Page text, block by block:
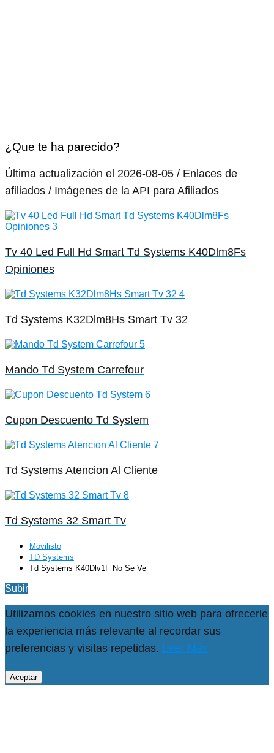
¿Que te ha parecido?
Última actualización el 2026-08-05 / Enlaces de
afiliados / Imágenes de la API para Afiliados
Tv 40 Led Full Hd Smart Td Systems K40Dlm8Fs
Opiniones
Td Systems K32Dlm8Hs Smart Tv 32
Mando Td System Carrefour
Cupon Descuento Td System
Td Systems Atencion Al Cliente
Td Systems 32 Smart Tv
Movilisto
TD Systems
Td Systems K40Dlv1F No Se Ve
Subir
Utilizamos cookies en nuestro sitio web para ofrecerle
la experiencia más relevante al recordar sus
preferencias y visitas repetidas. Leer Más
Aceptar